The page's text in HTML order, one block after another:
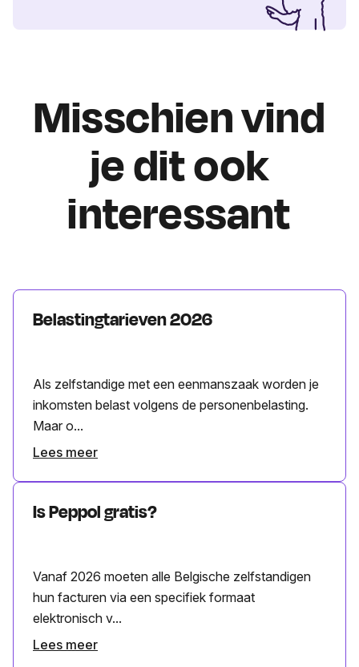
Misschien vind
je dit ook
interessant
Belastingtarieven 2026
Als zelfstandige met een eenmanszaak worden je
inkomsten belast volgens de personenbelasting.
Maar o...
Lees meer
Is Peppol gratis?
Vanaf 2026 moeten alle Belgische zelfstandigen
hun facturen via een specifiek formaat
elektronisch v...
Lees meer